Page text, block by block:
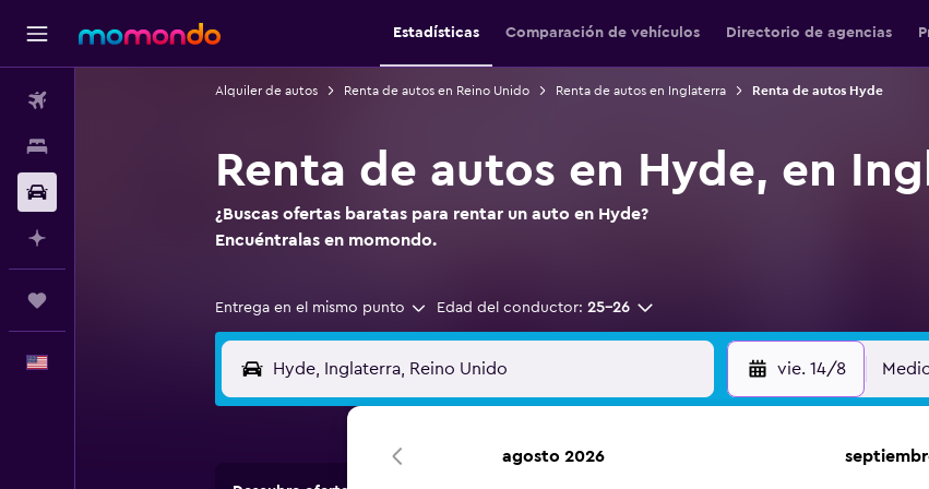
Estadísticas Comparación de vehículos Directorio de agencias
Alquiler de autos Renta de autos en Reino Unido Renta de autos en Inglaterra Renta de autos Hyde
Renta de autos en Hyde, en
¿Buscas ofertas baratas para rentar un auto en Hyde?
Encuéntralas en momondo.
Entrega en el mismo punto Edad del conductor: 25-26
vie. 14/8
agosto 2026